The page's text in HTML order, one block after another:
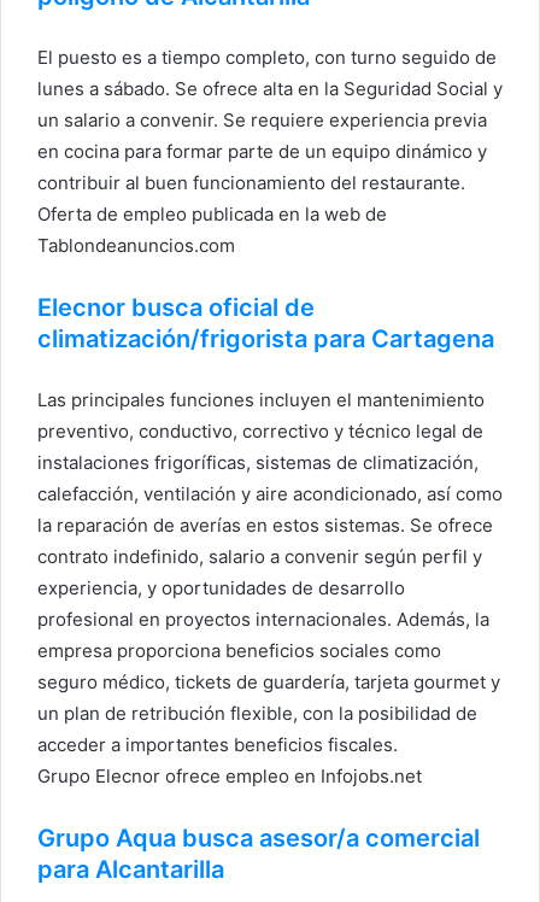
El puesto es a tiempo completo, con turno seguido de
lunes a sábado. Se ofrece alta en la Seguridad Social y
un salario a convenir. Se requiere experiencia previa
en cocina para formar parte de un equipo dinámico y
contribuir al buen funcionamiento del restaurante.
Oferta de empleo publicada en la web de
Tablondeanuncios.com
Elecnor busca oficial de
climatización/frigorista para Cartagena
Las principales funciones incluyen el mantenimiento
preventivo, conductivo, correctivo y técnico legal de
instalaciones frigoríficas, sistemas de climatización,
calefacción, ventilación y aire acondicionado, así como
la reparación de averías en estos sistemas. Se ofrece
contrato indefinido, salario a convenir según perfil y
experiencia, y oportunidades de desarrollo
profesional en proyectos internacionales. Además, la
empresa proporciona beneficios sociales como
seguro médico, tickets de guardería, tarjeta gourmet y
un plan de retribución flexible, con la posibilidad de
acceder a importantes beneficios fiscales.
Grupo Elecnor ofrece empleo en Infojobs.net
Grupo Aqua busca asesor/a comercial
para Alcantarilla